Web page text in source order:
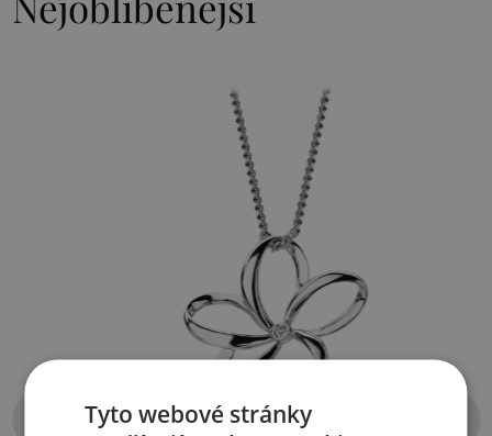
Tyto webové stránky